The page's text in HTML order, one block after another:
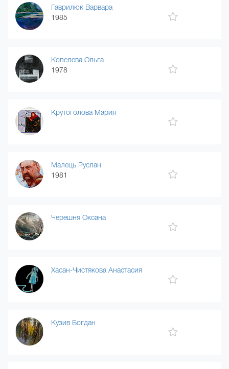
Гаврилюк Варвара
1985
Копелева Ольга
1978
Крутоголова Мария
Малець Руслан
1981
Черешня Оксана
Хасан-Чистякова Анастасия
Кузив Богдан